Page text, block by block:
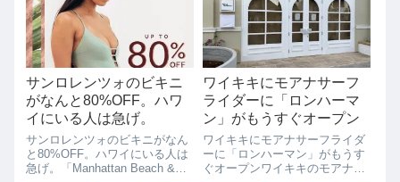
サンロレンツォのビキニ
がなんと80%OFF。ハワ
イにいる人は急げ。
サンロレンツォのビキニがなん
と80%OFF。ハワイにいる人は
急げ。「Manhattan Beach &
ワイキキにモアナサーフ
ライダーに「ロンハーマ
ン」がもうすぐオープン
ワイキキにモアナサーフライダ
ーに「ロンハーマン」がもうす
ぐオープンワイキキのモアナサ